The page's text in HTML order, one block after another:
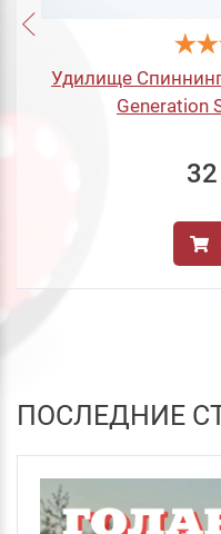
Удилище
Generation
ПОСЛЕДНИЕ